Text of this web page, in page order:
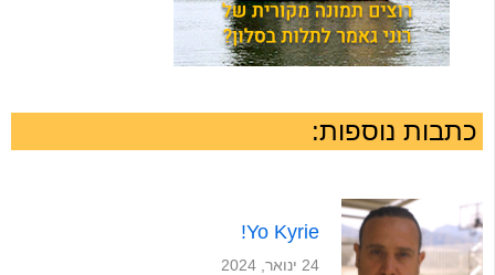
כתבות נוספות:
Yo Kyrie!
24 ינואר, 2024